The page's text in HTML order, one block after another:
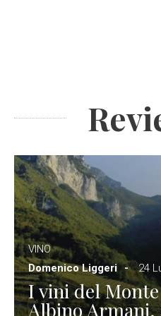
VINO
Domenico Liggeri
24
I vini del
Albino